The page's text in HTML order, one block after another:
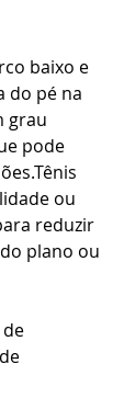
baixo e
do pé na
grau
pode
ou
reduzir
plano ou